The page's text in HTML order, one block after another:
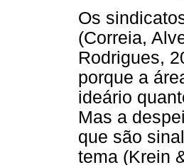
Os
(Correia,
Rodrigues,
porque a
ideário
Mas a
que são
tema (Krein